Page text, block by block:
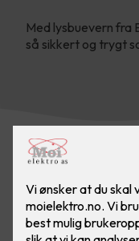
Med lysbuevern fra
så sikkert og trygt